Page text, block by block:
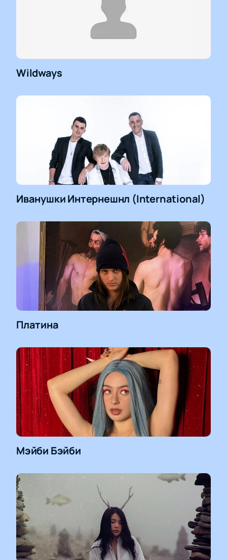
Wildways
Иванушки Интернешнл (International)
Платина
Мэйби Бэйби